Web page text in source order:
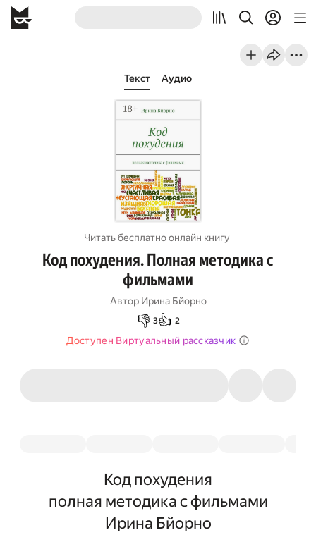
Текст Аудио
Читать бесплатно онлайн книгу
Код похудения. Полная методика с
фильмами
Автор Ирина Бйорно
👎 3👍 2
Доступен Виртуальный рассказчик
Код похудения
полная методика с фильмами
Ирина Бйорно